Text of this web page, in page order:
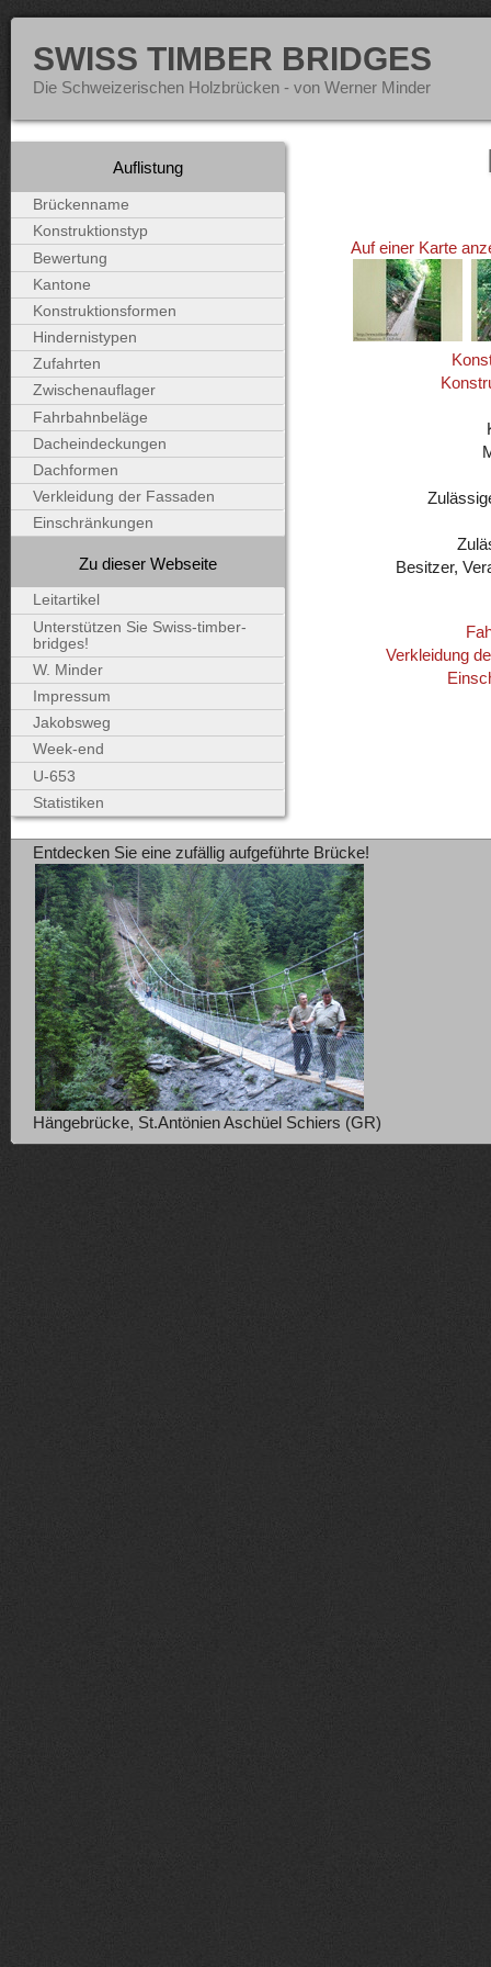
SWISS TIMBER BRIDGES
Die Schweizerischen Holzbrücken - von Werner Minder
Auf einer Karte
Besitzer,
Verkleidung
Auflistung
Brückenname
Konstruktionstyp
Bewertung
Kantone
Konstruktionsformen
Hindernistypen
Zufahrten
Zwischenauflager
Fahrbahnbeläge
Dacheindeckungen
Dachformen
Verkleidung der Fassaden
Einschränkungen
Zu dieser Webseite
Leitartikel
Unterstützen Sie Swiss-timber-
bridges!
W. Minder
Impressum
Jakobsweg
Week-end
U-653
Statistiken
Entdecken Sie eine zufällig aufgeführte Brücke!
Hängebrücke, St.Antönien Aschüel Schiers (GR)